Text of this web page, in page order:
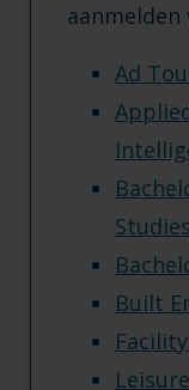
aanmelden
Ad
Studies
Built